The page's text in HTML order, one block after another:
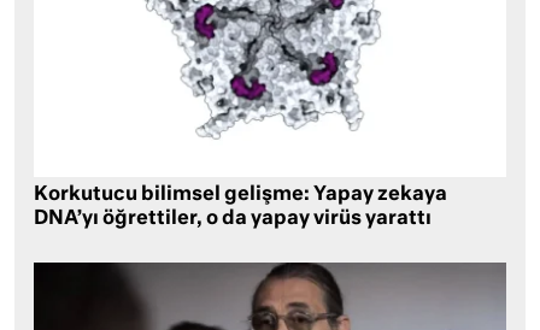
Korkutucu bilimsel gelişme: Yapay zekaya
DNA’yı öğrettiler, o da yapay virüs yarattı